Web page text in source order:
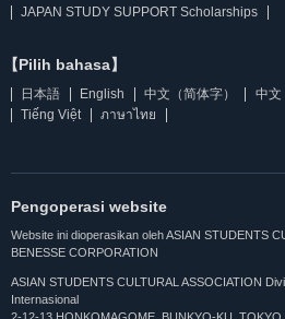
JAPAN STUDY SUPPORT Scholarships
【Pilih bahasa】
日本語 English 中文（简体字） 中文
Tiếng Việt
ภาษาไทย
Pengoperasi website
Website ini dioperasikan oleh ASIAN STUDENTS
BENESSE CORPORATION
ASIAN STUDENTS CULTURAL ASSOCIATION
Internasional